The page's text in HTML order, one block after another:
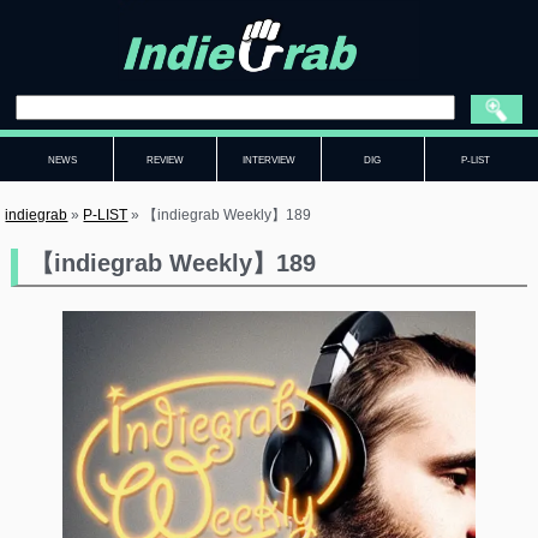
NEWS REVIEW INTERVIEW DIG P-LIST
indiegrab » P-LIST » 【indiegrab Weekly】189
【indiegrab Weekly】189